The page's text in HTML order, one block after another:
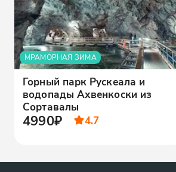
МРАМОРНАЯ ЗИМА
Горный парк Рускеала и
водопады Ахвенкоски из
Сортавалы
4990₽ 4.7